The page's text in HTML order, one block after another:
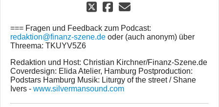
=== Fragen und Feedback zum Podcast:
redaktion@finanz-szene.de oder (auch anonym) über
Threema: TKUYV5Z6
Redaktion und Host: Christian Kirchner/Finanz-Szene.de
Coverdesign: Elida Atelier, Hamburg Postproduction:
Podstars Hamburg Musik: Liturgy of the street / Shane
Ivers - www.silvermansound.com